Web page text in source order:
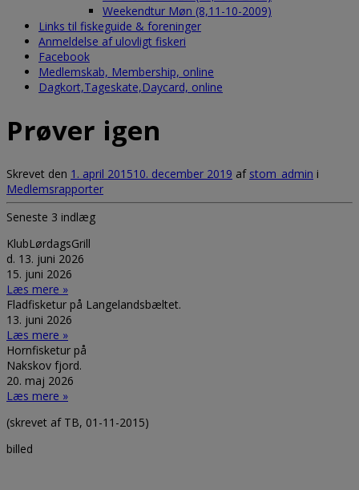
Weekendtur Møn (8,11-10-2009)
Links til fiskeguide & foreninger
Anmeldelse af ulovligt fiskeri
Facebook
Medlemskab, Membership, online
Dagkort,Tageskate,Daycard, online
Prøver igen
Skrevet den 1. april 201510. december 2019 af stom_admin i
Medlemsrapporter
Seneste 3 indlæg
KlubLørdagsGrill
d. 13. juni 2026
15. juni 2026
Læs mere »
Fladfisketur på Langelandsbæltet.
13. juni 2026
Læs mere »
Hornfisketur på
Nakskov fjord.
20. maj 2026
Læs mere »
(skrevet af TB, 01-11-2015)
billed